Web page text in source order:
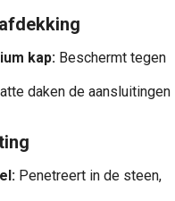
kap: Beschermt tegen
daken de aansluitingen
Penetreert in de steen,